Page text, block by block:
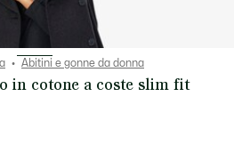
Abitini e gonne da donna
in cotone a coste slim fit